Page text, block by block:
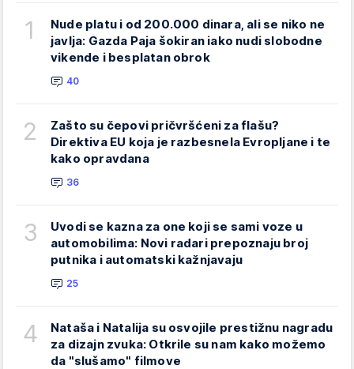
1
Nude platu i od 200.000 dinara, ali se niko ne
javlja: Gazda Paja šokiran iako nudi slobodne
vikende i besplatan obrok
40
2
Zašto su čepovi pričvršćeni za flašu?
Direktiva EU koja je razbesnela Evropljane i te
kako opravdana
36
3
Uvodi se kazna za one koji se sami voze u
automobilima: Novi radari prepoznaju broj
putnika i automatski kažnjavaju
25
4
Nataša i Natalija su osvojile prestižnu nagradu
za dizajn zvuka: Otkrile su nam kako možemo
da "slušamo" filmove